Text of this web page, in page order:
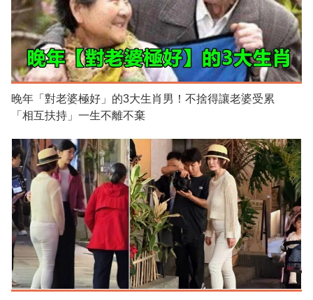
晚年「對老婆極好」的3大生肖男！不捨得讓老婆受累
「相互扶持」一生不離不棄